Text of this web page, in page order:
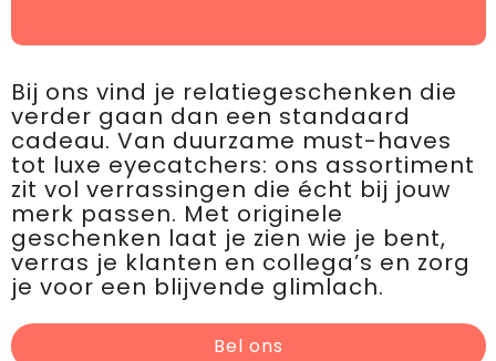
Bij ons vind je relatiegeschenken die
verder gaan dan een standaard
cadeau. Van duurzame must-haves
tot luxe eyecatchers: ons assortiment
zit vol verrassingen die écht bij jouw
merk passen. Met originele
geschenken laat je zien wie je bent,
verras je klanten en collega’s en zorg
je voor een blijvende glimlach.
Bel ons